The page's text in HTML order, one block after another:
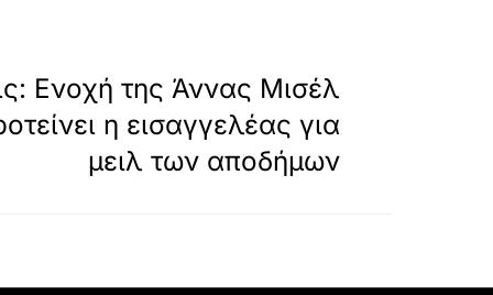
Ενοχή της Άννας Μισέλ
η εισαγγελέας για
μειλ των αποδήμων